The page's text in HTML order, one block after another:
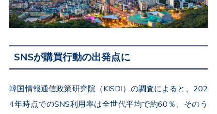
SNSが購買行動の出発点に
韓国情報通信政策研究院（KISDI）の調査によると、 202
4年時点でのSNS利用率は全世代平均で約60 ％、そのう